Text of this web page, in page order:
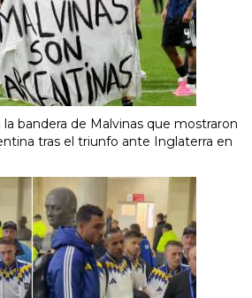
bandera de Malvinas que mostraron
tras el triunfo ante Inglaterra en